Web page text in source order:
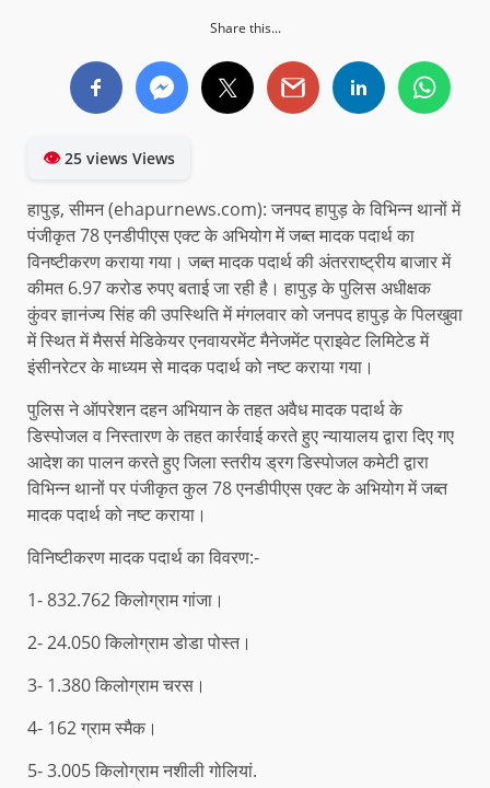
Share this...
👁25 views Views
हापुड़, सीमन (ehapurnews.com): जनपद हापुड़ के विभिन्न थानों में
पंजीकृत 78 एनडीपीएस एक्ट के अभियोग में जब्त मादक पदार्थ का
विनष्टीकरण कराया गया। जब्त मादक पदार्थ की अंतरराष्ट्रीय बाजार में
कीमत 6.97 करोड रुपए बताई जा रही है। हापुड़ के पुलिस अधीक्षक
कुंवर ज्ञानंज्य सिंह की उपस्थिति में मंगलवार को जनपद हापुड़ के पिलखुवा
में स्थित में मैसर्स मेडिकेयर एनवायरमेंट मैनेजमेंट प्राइवेट लिमिटेड में
इंसीनरेटर के माध्यम से मादक पदार्थ को नष्ट कराया गया।
पुलिस ने ऑपरेशन दहन अभियान के तहत अवैध मादक पदार्थ के
डिस्पोजल व निस्तारण के तहत कार्रवाई करते हुए न्यायालय द्वारा दिए गए
आदेश का पालन करते हुए जिला स्तरीय ड्रग डिस्पोजल कमेटी द्वारा
विभिन्न थानों पर पंजीकृत कुल 78 एनडीपीएस एक्ट के अभियोग में जब्त
मादक पदार्थ को नष्ट कराया।
विनिष्टीकरण मादक पदार्थ का विवरण:-
1- 832.762 किलोग्राम गांजा।
2- 24.050 किलोग्राम डोडा पोस्त।
3- 1.380 किलोग्राम चरस।
4- 162 ग्राम स्मैक।
5- 3.005 किलोग्राम नशीली गोलियां.